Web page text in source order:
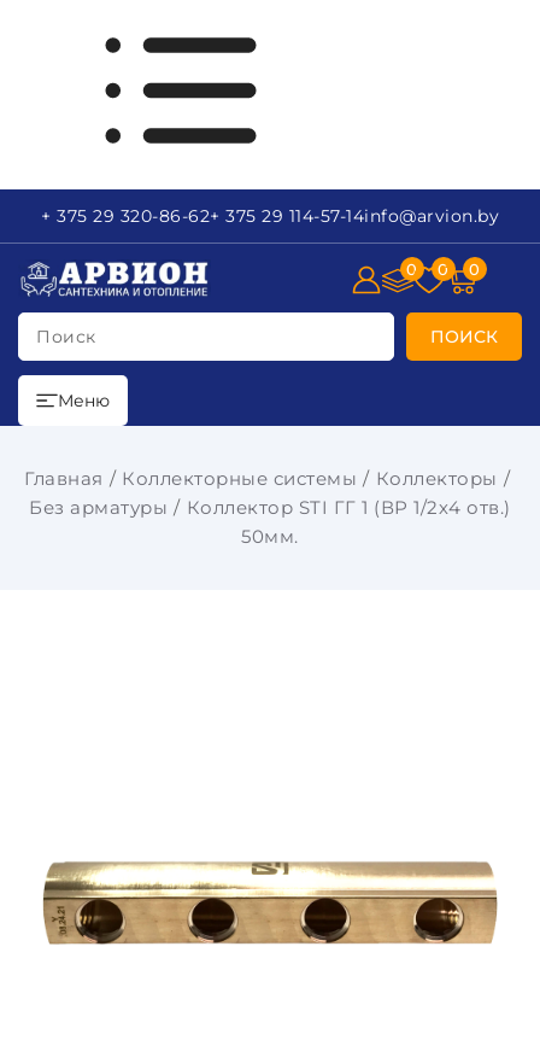
+ 375 29 320-86-62+ 375 29 114-57-14info@arvion.by
Поиск ПОИСК
0 0 0
Меню
Главная Коллекторные системы
Коллекторы
Без арматуры
Коллектор STI ГГ 1 (ВР 1/2х4 отв.)
50мм.